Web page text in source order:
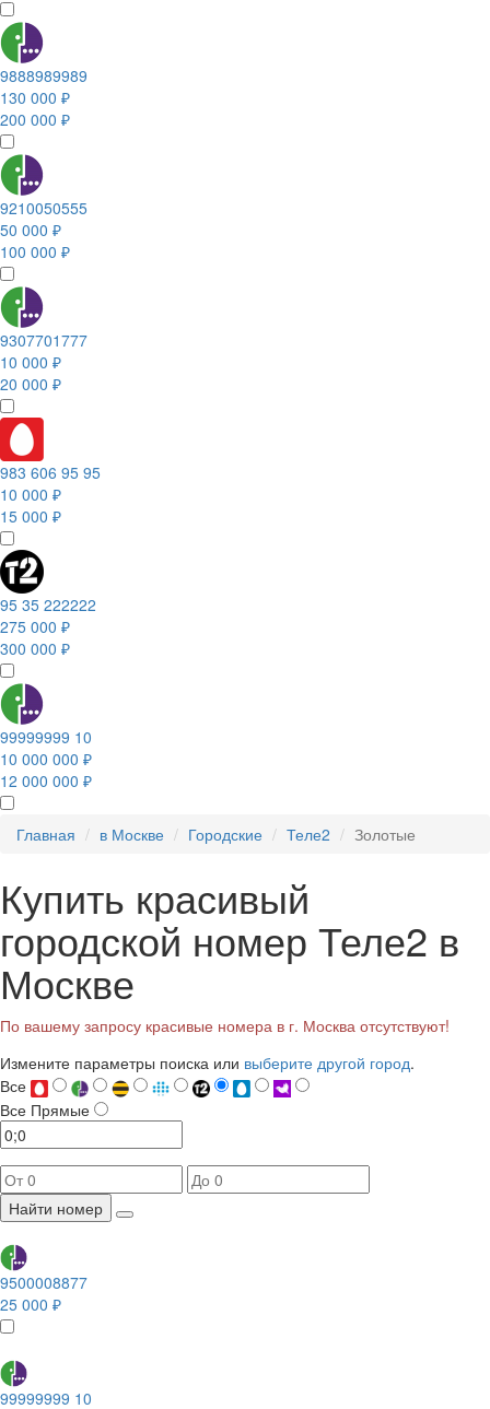
9888989989
130 000 ₽
200 000 ₽
9210050555
50 000 ₽
100 000 ₽
9307701777
10 000 ₽
20 000 ₽
983 606 95 95
10 000 ₽
15 000 ₽
95 35 222222
275 000 ₽
300 000 ₽
99999999 10
10 000 000 ₽
12 000 000 ₽
Главная в Москве Городские Теле2 Золотые
Купить красивый
городской номер Теле2 в
Москве
По вашему запросу красивые номера в г. Москва отсутствуют!
Измените параметры поиска или выберите другой город.
Все
Все Прямые
Найти номер
9500008877
25 000 ₽
99999999 10